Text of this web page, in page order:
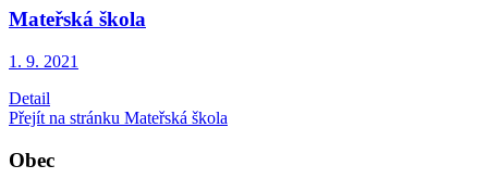
Mateřská škola
1. 9. 2021
Detail
Přejít na stránku Mateřská škola
Obec